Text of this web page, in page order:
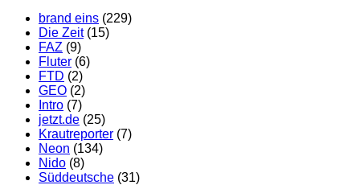
brand eins (229)
Die Zeit(15)
FAZ (9)
Fluter (6)
FTD (2)
GEO (2)
Intro (7)
jetzt.de (25)
Krautreporter (7)
Neon (134)
Nido (8)
Süddeutsche (31)